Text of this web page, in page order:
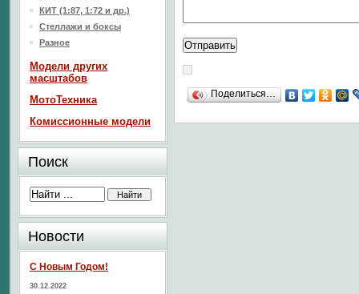
Поделиться…
КИТ (1:87, 1:72 и др.)
Стеллажи и боксы
Разное
Модели других
масштабов
МотоТехника
Комиссионные модели
Поиск
Новости
С Новым Годом!
30.12.2022